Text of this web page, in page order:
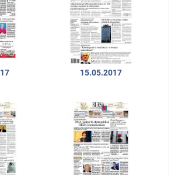
15.05.2017